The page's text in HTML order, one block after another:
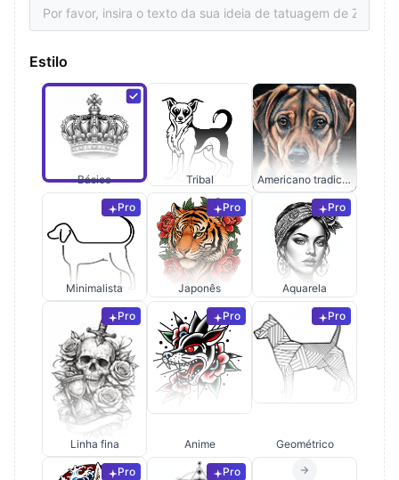
Estilo
Básico Tribal Americano tradicional
Pro
Minimalista
Pro
Japonês
Pro
Aquarela
Pro
Linha fina
Pro
Anime
Pro
Geométrico
Pro Pro